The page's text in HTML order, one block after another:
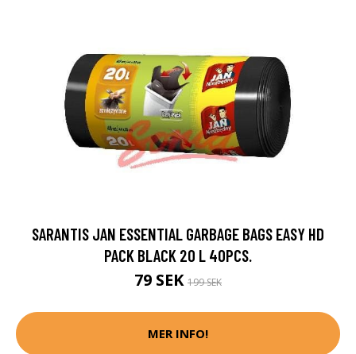
SARANTIS JAN ESSENTIAL GARBAGE BAGS EASY HD
PACK BLACK 20 L 40PCS.
79 SEK 199 SEK
MER INFO!